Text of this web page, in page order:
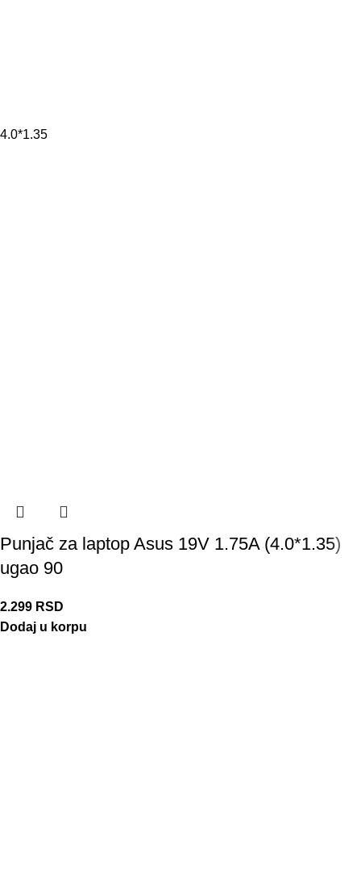
4.0*1.35
Punjač za laptop Asus 19V 1.75A (4.0*1.35)
ugao 90
2.299 RSD
Dodaj u korpu